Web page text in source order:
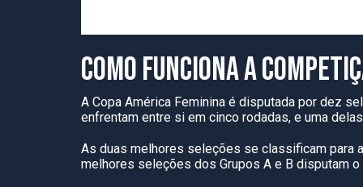
COMO FUNCIONA A
A Copa América Feminina é disputada por dez
enfrentam entre si em cinco rodadas, e uma
As duas melhores seleções se classificam para
melhores seleções dos Grupos A e B disputam